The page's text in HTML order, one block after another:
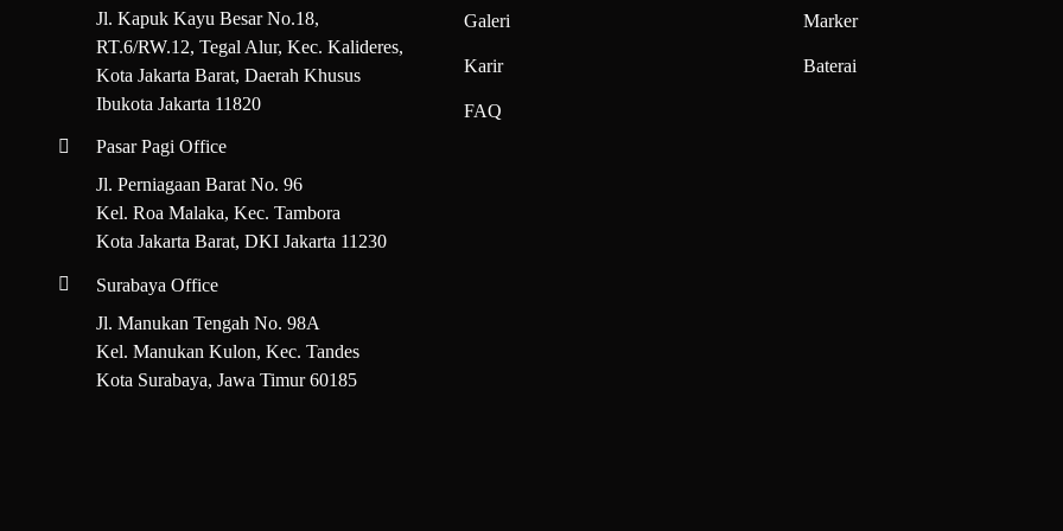
menggunakan bahan baku ramah lingkungan dan lolos uji sertifikasi
di Distributor Alat Tulis Bangkit
Apa?
di bidang distribusi ATK, khususnya sebagai distributor kertas HVS SiDu
Kenko, dan brand lainnya.
Jl. Kapuk Kayu Besar No.18,
RT.6/RW.12, Tegal Alur, Kec. Kalideres,
Kota Jakarta Barat, Daerah Khusus
Ibukota Jakarta 11820
Pasar Pagi Office
Jl. Perniagaan Barat No. 96
Kel. Roa Malaka, Kec. Tambora
Kota Jakarta Barat, DKI Jakarta 11230
Surabaya Office
Jl. Manukan Tengah No. 98A
Kel. Manukan Kulon, Kec. Tandes
Kota Surabaya, Jawa Timur 60185
Galeri
Karir
FAQ
Marker
Baterai